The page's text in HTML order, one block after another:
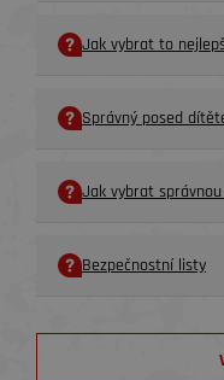
Jak vybrat to
Správný posed
Jak vybrat
Bezpečnostní listy